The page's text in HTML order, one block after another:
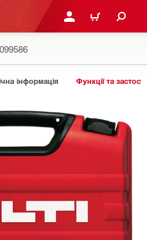
УВІЙТИ АБО
КОШИК
інформація Функції та